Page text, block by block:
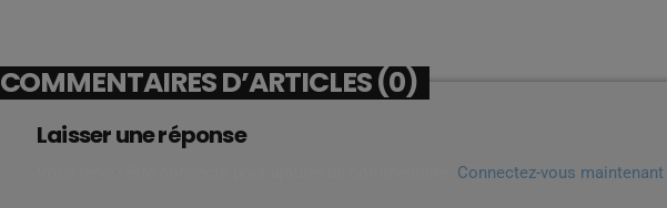
COMMENTAIRES D’ARTICLES (0)
Laisser une réponse
Connectez-vous maintenant